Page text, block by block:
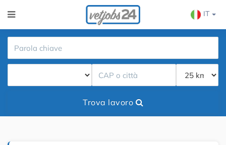
IT
Trova lavoro